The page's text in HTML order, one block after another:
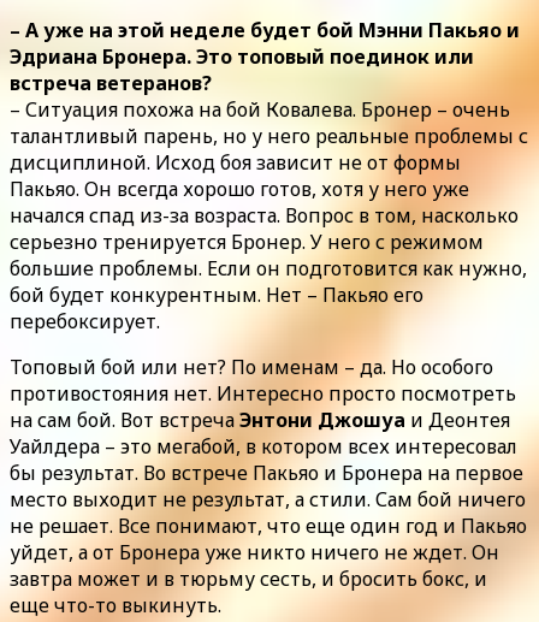
– А уже на этой неделе будет бой Мэнни Пакьяо и
Эдриана Бронера. Это топовый поединок или
встреча ветеранов?
– Ситуация похожа на бой Ковалева. Бронер – очень
талантливый парень, но у него реальные проблемы с
дисциплиной. Исход боя зависит не от формы
Пакьяо. Он всегда хорошо готов, хотя у него уже
начался спад из-за возраста. Вопрос в том, насколько
серьезно тренируется Бронер. У него с режимом
большие проблемы. Если он подготовится как нужно,
бой будет конкурентным. Нет – Пакьяо его
перебоксирует.
Топовый бой или нет? По именам – да. Но особого
противостояния нет. Интересно просто посмотреть
на сам бой. Вот встречаЭнтони Джошуа и Деонтея
Уайлдера – это мегабой, в котором всех интересовал
бы результат. Во встрече Пакьяо и Бронера на первое
место выходит не результат, а стили. Сам бой ничего
не решает. Все понимают, что еще один год и Пакьяо
уйдет, а от Бронера уже никто ничего не ждет. Он
завтра может и в тюрьму сесть, и бросить бокс, и
еще что-то выкинуть.